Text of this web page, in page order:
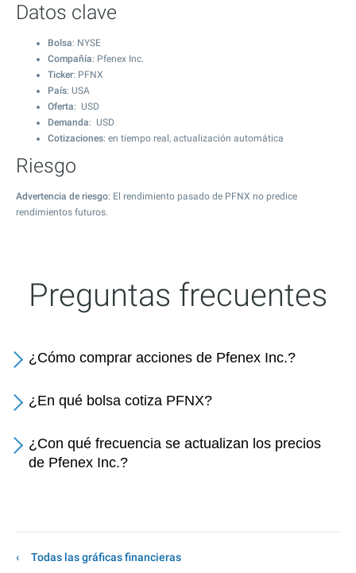
Datos clave
Bolsa: NYSE
Compañía: Pfenex Inc.
Ticker: PFNX
País: USA
Oferta: USD
Demanda: USD
Cotizaciones: en tiempo real, actualización automática
Riesgo
Advertencia de riesgo: El rendimiento pasado de PFNX no predice
rendimientos futuros.
Preguntas frecuentes
¿Cómo comprar acciones de Pfenex Inc.?
¿En qué bolsa cotiza PFNX?
¿Con qué frecuencia se actualizan los precios
de Pfenex Inc.?
Todas las gráficas financieras